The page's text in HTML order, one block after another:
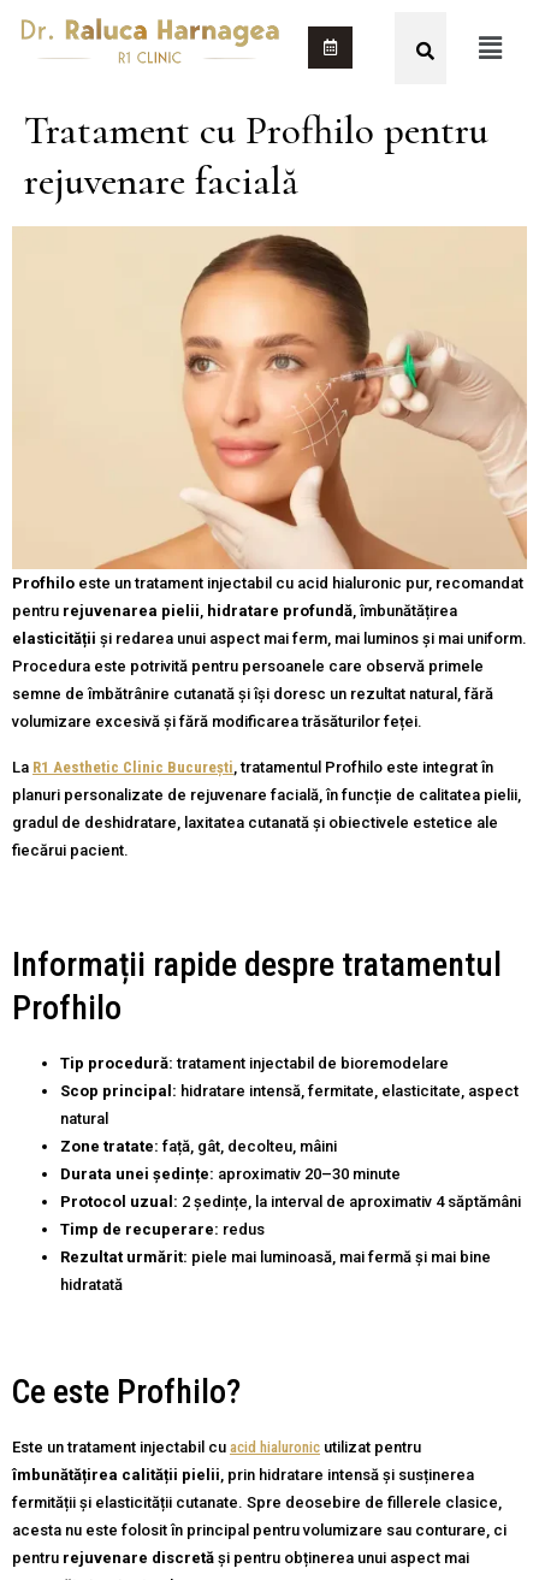
Tratament cu Profhilo pentru
rejuvenare facială
Profhilo este un tratament injectabil cu acid hialuronic pur, recomandat
pentru rejuvenarea pielii, hidratare profundă, îmbunătățirea
elasticității și redarea unui aspect mai ferm, mai luminos și mai uniform.
Procedura este potrivită pentru persoanele care observă primele
semne de îmbătrânire cutanată și își doresc un rezultat natural, fără
volumizare excesivă și fără modificarea trăsăturilor feței.
La R1 Aesthetic Clinic București , tratamentul Profhilo este integrat în
planuri personalizate de rejuvenare facială, în funcție de calitatea pielii,
gradul de deshidratare, laxitatea cutanată și obiectivele estetice ale
fiecărui pacient.
Informații rapide despre tratamentul
Profhilo
Tip procedură: tratament injectabil de bioremodelare
Scop principal: hidratare intensă, fermitate, elasticitate, aspect
natural
Zone tratate: față, gât, decolteu, mâini
Durata unei ședințe: aproximativ 20–30 minute
Protocol uzual: 2 ședințe, la interval de aproximativ 4 săptămâni
Timp de recuperare: redus
Rezultat urmărit: piele mai luminoasă, mai fermă și mai bine
hidratată
Ce este Profhilo?
Este un tratament injectabil cu acid hialuronic utilizat pentru
îmbunătățirea calității pielii, prin hidratare intensă și susținerea
fermității și elasticității cutanate. Spre deosebire de fillerele clasice,
acesta nu este folosit în principal pentru volumizare sau conturare, ci
pentru rejuvenare discretă și pentru obținerea unui aspect mai